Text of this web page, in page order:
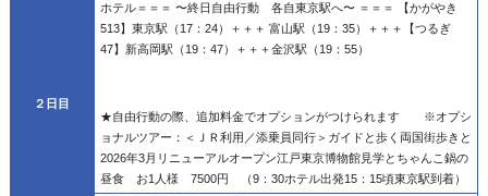
２日目
ホテル＝＝＝ 〜終日自由行動 各自東京駅へ〜 ＝＝＝
【かがやき
513】東京駅（17：24）
＋＋＋ 富山駅（19：35） ＋＋＋
【つるぎ
47】新高岡駅（19：47）
＋＋＋金沢駅（19：55）
★自由行動の際、追加料金でオプションがつけられます ※オプシ
ョナルツアー：＜ＪＲ利用／添乗員同行＞ガイドと歩く両国街歩きと
2026年3月リニューアルオープン江戸東京博物館見学とちゃんこ鍋の
昼食 お1 人様 7500円 （9： 30ホテル出発15： 15頃東京駅到着）